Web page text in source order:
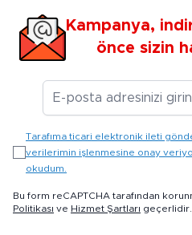
Kampanya,
önce sizin
Tarafıma ticari elektronik ileti
verilerimin işlenmesine onay
okudum.
Bu form reCAPTCHA tarafından
Politikası ve Hizmet Şartları geçerlidir.